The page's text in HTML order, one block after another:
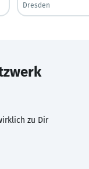
Dresden
zu Dir